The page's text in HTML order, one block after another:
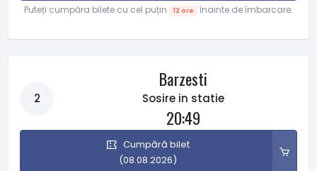
Puteți cumpăra bilete cu cel puțin 12 ore înainte de îmbarcare.
2
Barzesti
Sosire in statie
20:49
Cumpără bilet
(08.08.2026)